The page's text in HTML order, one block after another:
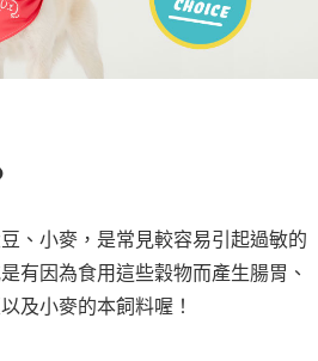
、小麥，是常見較容易引起過敏的
有因為食用這些穀物而產生腸胃、
及小麥的本飼料喔！